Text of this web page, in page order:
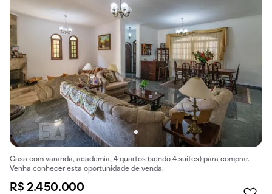
Casa com varanda, academia, 4 quartos (sendo 4 suítes) para comprar.
Venha conhecer esta oportunidade de venda.
R$ 2.450.000